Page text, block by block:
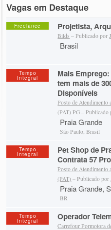
Vagas em Destaque
Freelance Projetista,
Bilds – Publicado por
Brasil
Tempo
Integral
Mais Emprego:
tem mais de
Disponíveis
Posto de Atendimento
(PAT) PG – Publicado
Praia Grande
São Paulo, Brasil
Tempo
Integral
Pet Shop de
Contrata 57
Posto de Atendimento
(PAT) – Publicado por
Praia Grande,
BR
Tempo
Integral Operador
Carrefour Pormotora